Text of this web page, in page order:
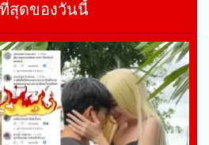
สุดของวันนี้